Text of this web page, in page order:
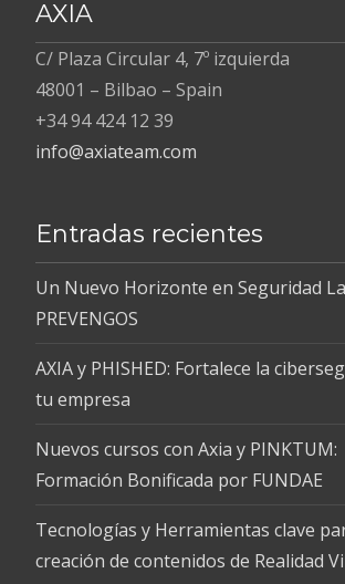
AXIA
C/ Plaza Circular 4, 7º izquierda
48001 – Bilbao – Spain
+34 94 424 12 39
info@axiateam.com
Entradas recientes
Un Nuevo Horizonte en Seguridad
PREVENGOS
AXIA y PHISHED: Fortalece la
tu empresa
Nuevos cursos con Axia y PINKTUM:
Formación Bonificada por FUNDAE
Tecnologías y Herramientas clave
creación de contenidos de Realidad